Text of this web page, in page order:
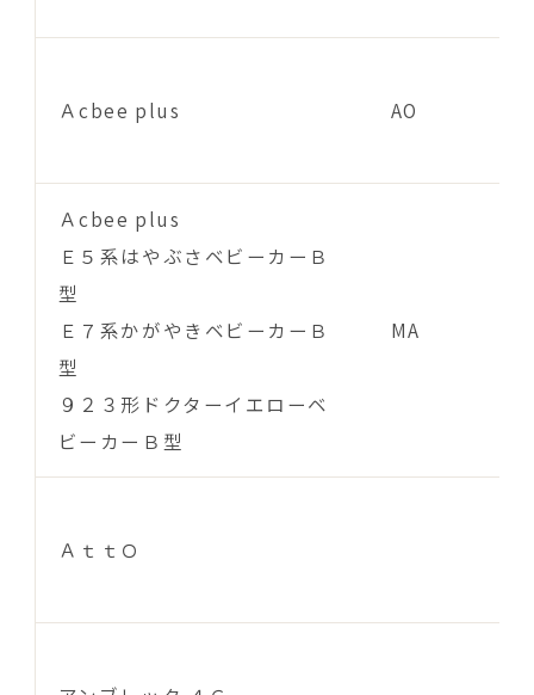
Ａcbee plus AO
Ａcbee plus
Ｅ５系はやぶさベビーカーＢ
型
Ｅ７系かがやきベビーカーＢ
型
９２３形ドクターイエローベ
ビーカーＢ型
MA
ＡｔｔＯ